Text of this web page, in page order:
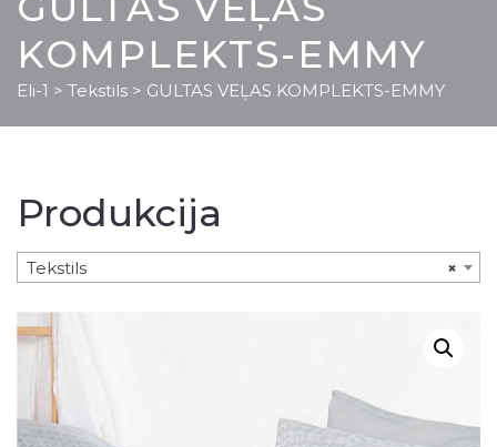
KOMPLEKTS-EMMY
Eli-1 > Tekstils > GULTAS VEĻAS KOMPLEKTS-EMMY
Produkcija
×
Tekstils